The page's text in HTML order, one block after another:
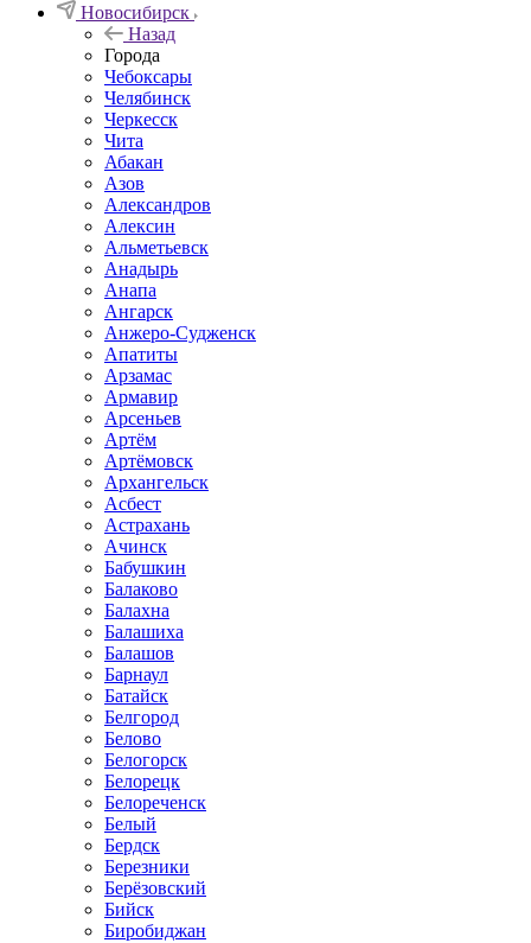
Новосибирск
Назад
Города
Чебоксары
Челябинск
Черкесск
Чита
Абакан
Азов
Александров
Алексин
Альметьевск
Анадырь
Анапа
Ангарск
Анжеро-Судженск
Апатиты
Арзамас
Армавир
Арсеньев
Артём
Артёмовск
Архангельск
Асбест
Астрахань
Ачинск
Бабушкин
Балаково
Балахна
Балашиха
Балашов
Барнаул
Батайск
Белгород
Белово
Белогорск
Белорецк
Белореченск
Белый
Бердск
Березники
Берёзовский
Бийск
Биробиджан